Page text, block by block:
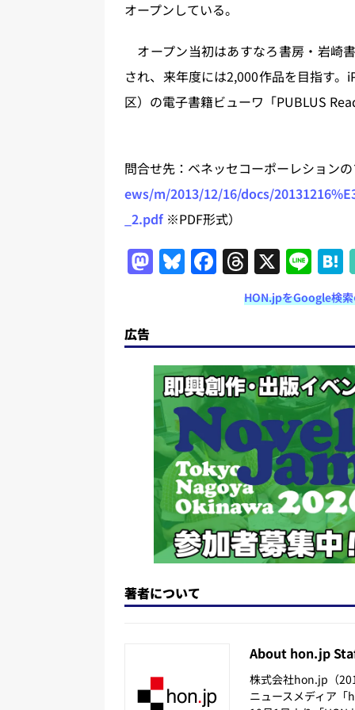
オープンしている。
オープン当初はあすなろ書房・岩崎
され、来年度には2,000作品を目指す。
区）の電子書籍ビューワ「PUBLUS
問合せ先：ベネッセコーポーレション
ews/m/2013/12/16/docs/
_2.pdf ※PDF形式）
M
a
o
d
o
n
Bl
u
s
k
y
F
a
e
b
o
o
k
T
h
re
a
d
s
X Li
n
e
HON.jpをGoogle検
広告
著者について
About hon.jp
株式会社hon.jp（
ニュースメディア